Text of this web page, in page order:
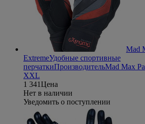
Mad
ExtremeУдобные спортивные
перчаткиПроизводительMad Max
XXL
1 341Цена
Нет в наличии
Уведомить о поступлении